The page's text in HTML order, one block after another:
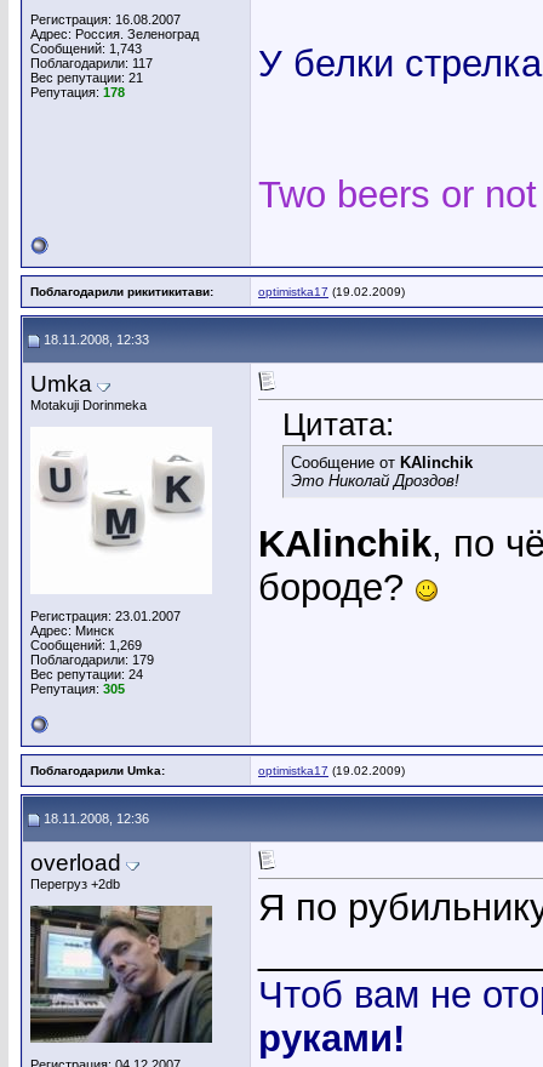
Регистрация: 16.08.2007
Адрес: Россия. Зеленоград
Сообщений: 1,743
Поблагодарили: 117
Вес репутации: 21
Репутация: 178
У белки
Two beers or
Поблагодарили рикитикитави: optimistka17 (19.02.2009)
18.11.2008, 12:33
Umka
Motakuji Dorinmeka
Регистрация: 23.01.2007
Адрес: Минск
Сообщений: 1,269
Поблагодарили: 179
Вес репутации: 24
Репутация: 305
Цитата:
Сообщение от KAlinchik
Это Николай Дроздов!
KAlinchik, по
бороде?
Поблагодарили Umka: optimistka17 (19.02.2009)
18.11.2008, 12:36
overload
Перегруз +2db
Я по
Чтоб вам не
руками!